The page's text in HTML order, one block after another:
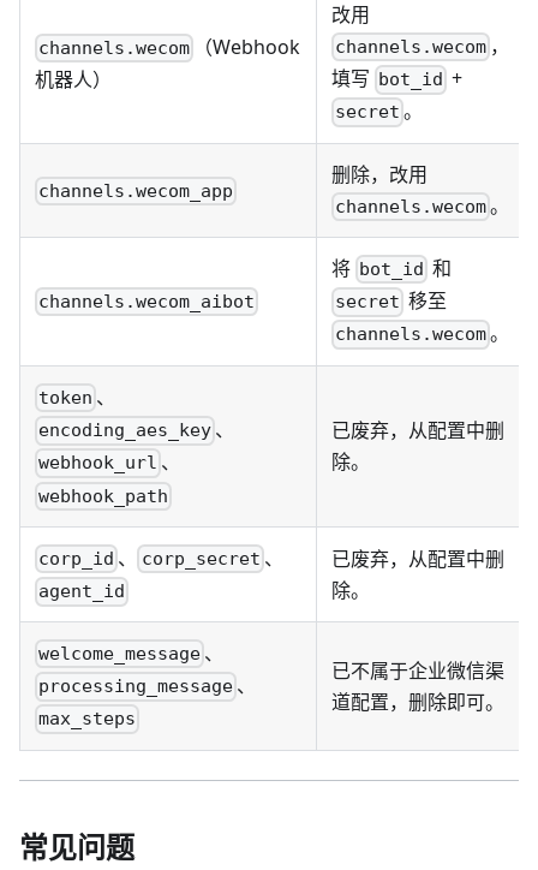
channels.wecom
（Webhook
机器人）
改用
channels.wecom ，
填写 bot_id +
secret 。
channels.wecom_app
删除，改用
channels.wecom。
channels.wecom_aibot
将 bot_id 和
secret 移至
channels.wecom。
token 、
encoding_aes_key 、
webhook_url 、
webhook_path
已废弃，从配置中删
除。
corp_id 、 corp_secret 、
agent_id
已废弃，从配置中删
除。
welcome_message 、
processing_message 、
max_steps
已不属于企业微信渠
道配置，删除即可。
常见问题